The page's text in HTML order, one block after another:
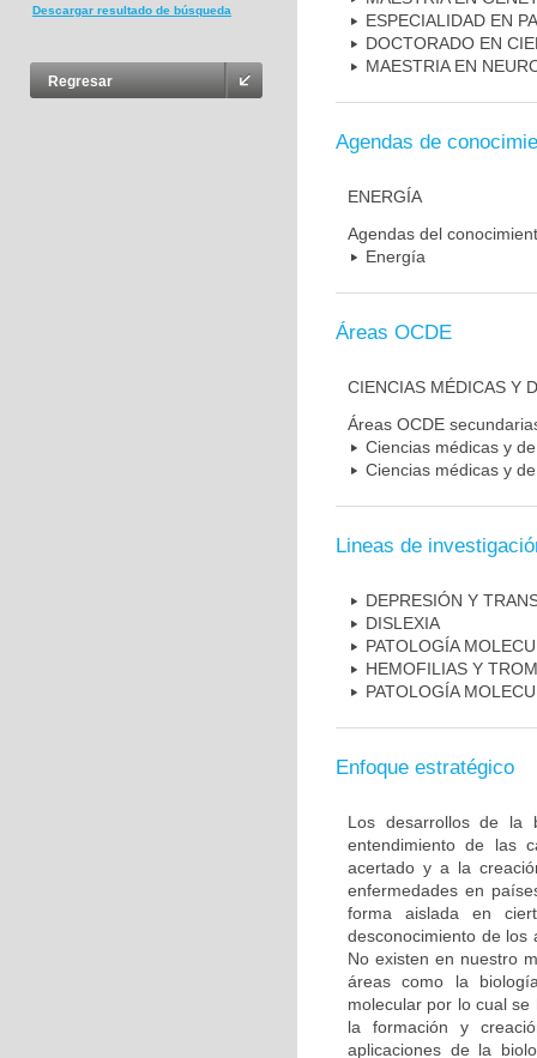
Descargar resultado de búsqueda
Regresar
ESPECIALIDAD EN
DOCTORADO EN
MAESTRIA EN
Agendas de
ENERGÍA
Agendas del
Energía
Áreas OCDE
CIENCIAS MÉDICAS Y
Áreas OCDE
Ciencias médicas y
Ciencias médicas y
Lineas de
DEPRESIÓN Y
DISLEXIA
PATOLOGÍA
HEMOFILIAS Y
PATOLOGÍA
Enfoque estratégico
Los desarrollos de la
entendimiento de las
acertado y a la
enfermedades en
forma aislada en
desconocimiento de los
No existen en nuestro
áreas como la
molecular por lo cual
la formación y
aplicaciones de la